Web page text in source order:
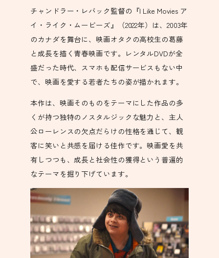
チャンドラー・レバック監督の『I Like Movies ア
イ・ライク・ムービーズ』（2022年）は、2003年
のカナダを舞台に、映画オタクの高校生の葛藤
と成長を描く青春映画です。レンタルDVDが全
盛だった時代、スマホも配信サービスもない中
で、映画を愛する若者たちの姿が描かれます。
本作は、映画そのものをテーマにした作品の多
くが持つ独特のノスタルジックな魅力と、主人
公ローレンスの欠点だらけの性格を通じて、観
客に笑いと共感を届ける佳作です。映画愛を共
有しつつも、成長と社会性の獲得という普遍的
なテーマを掘り下げています。